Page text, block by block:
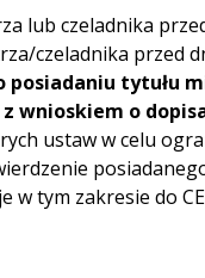
lub czeladnika
czeladnika przed
posiadaniu tytułu
wnioskiem o
ustaw w celu
w tym zakresie do